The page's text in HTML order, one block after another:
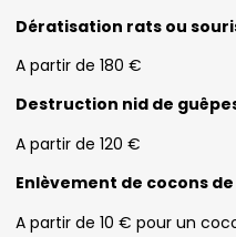
Dératisation rats ou
A partir de 180 €
Destruction nid de
A partir de 120 €
Enlèvement de cocons
A partir de 10 € pour un